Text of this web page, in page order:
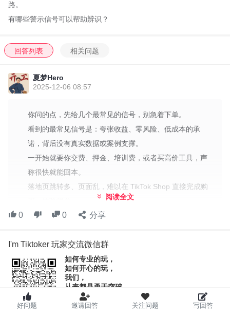
路。
有哪些警示信号可以帮助辨识？
回答列表 相关问题
夏梦Hero
2025-12-06 08:57
你问的点，先给几个最常见的信号，别急着下单。
看到的最常见信号是：夸张收益、零风险、低成本的承
诺，背后没有真实数据或案例支撑。
一开始就要你交费、押金、培训费，或者买高价工具，声
称很快就能回本。
落地页跳转多、页面乱，难以在 TikTok Shop 直接完成购
要你绑定账号权限、支付信息，或承诺内部资源名额，实
数据看起来很美，但缺乏原始数据、时间线和对照组，像
是截图拼凑出来的。
你整理的流程图里，这些点基本都能映射上去，继续往下
看就对。
阅读全文
0 0 分享
I'm Tiktoker 玩家交流微信群
如何专业的玩，
如何开心的玩，
我们，
从来都是勇于突破，
勇于迈向更广阔的世界。
好问题 邀请回答 关注问题 写回答